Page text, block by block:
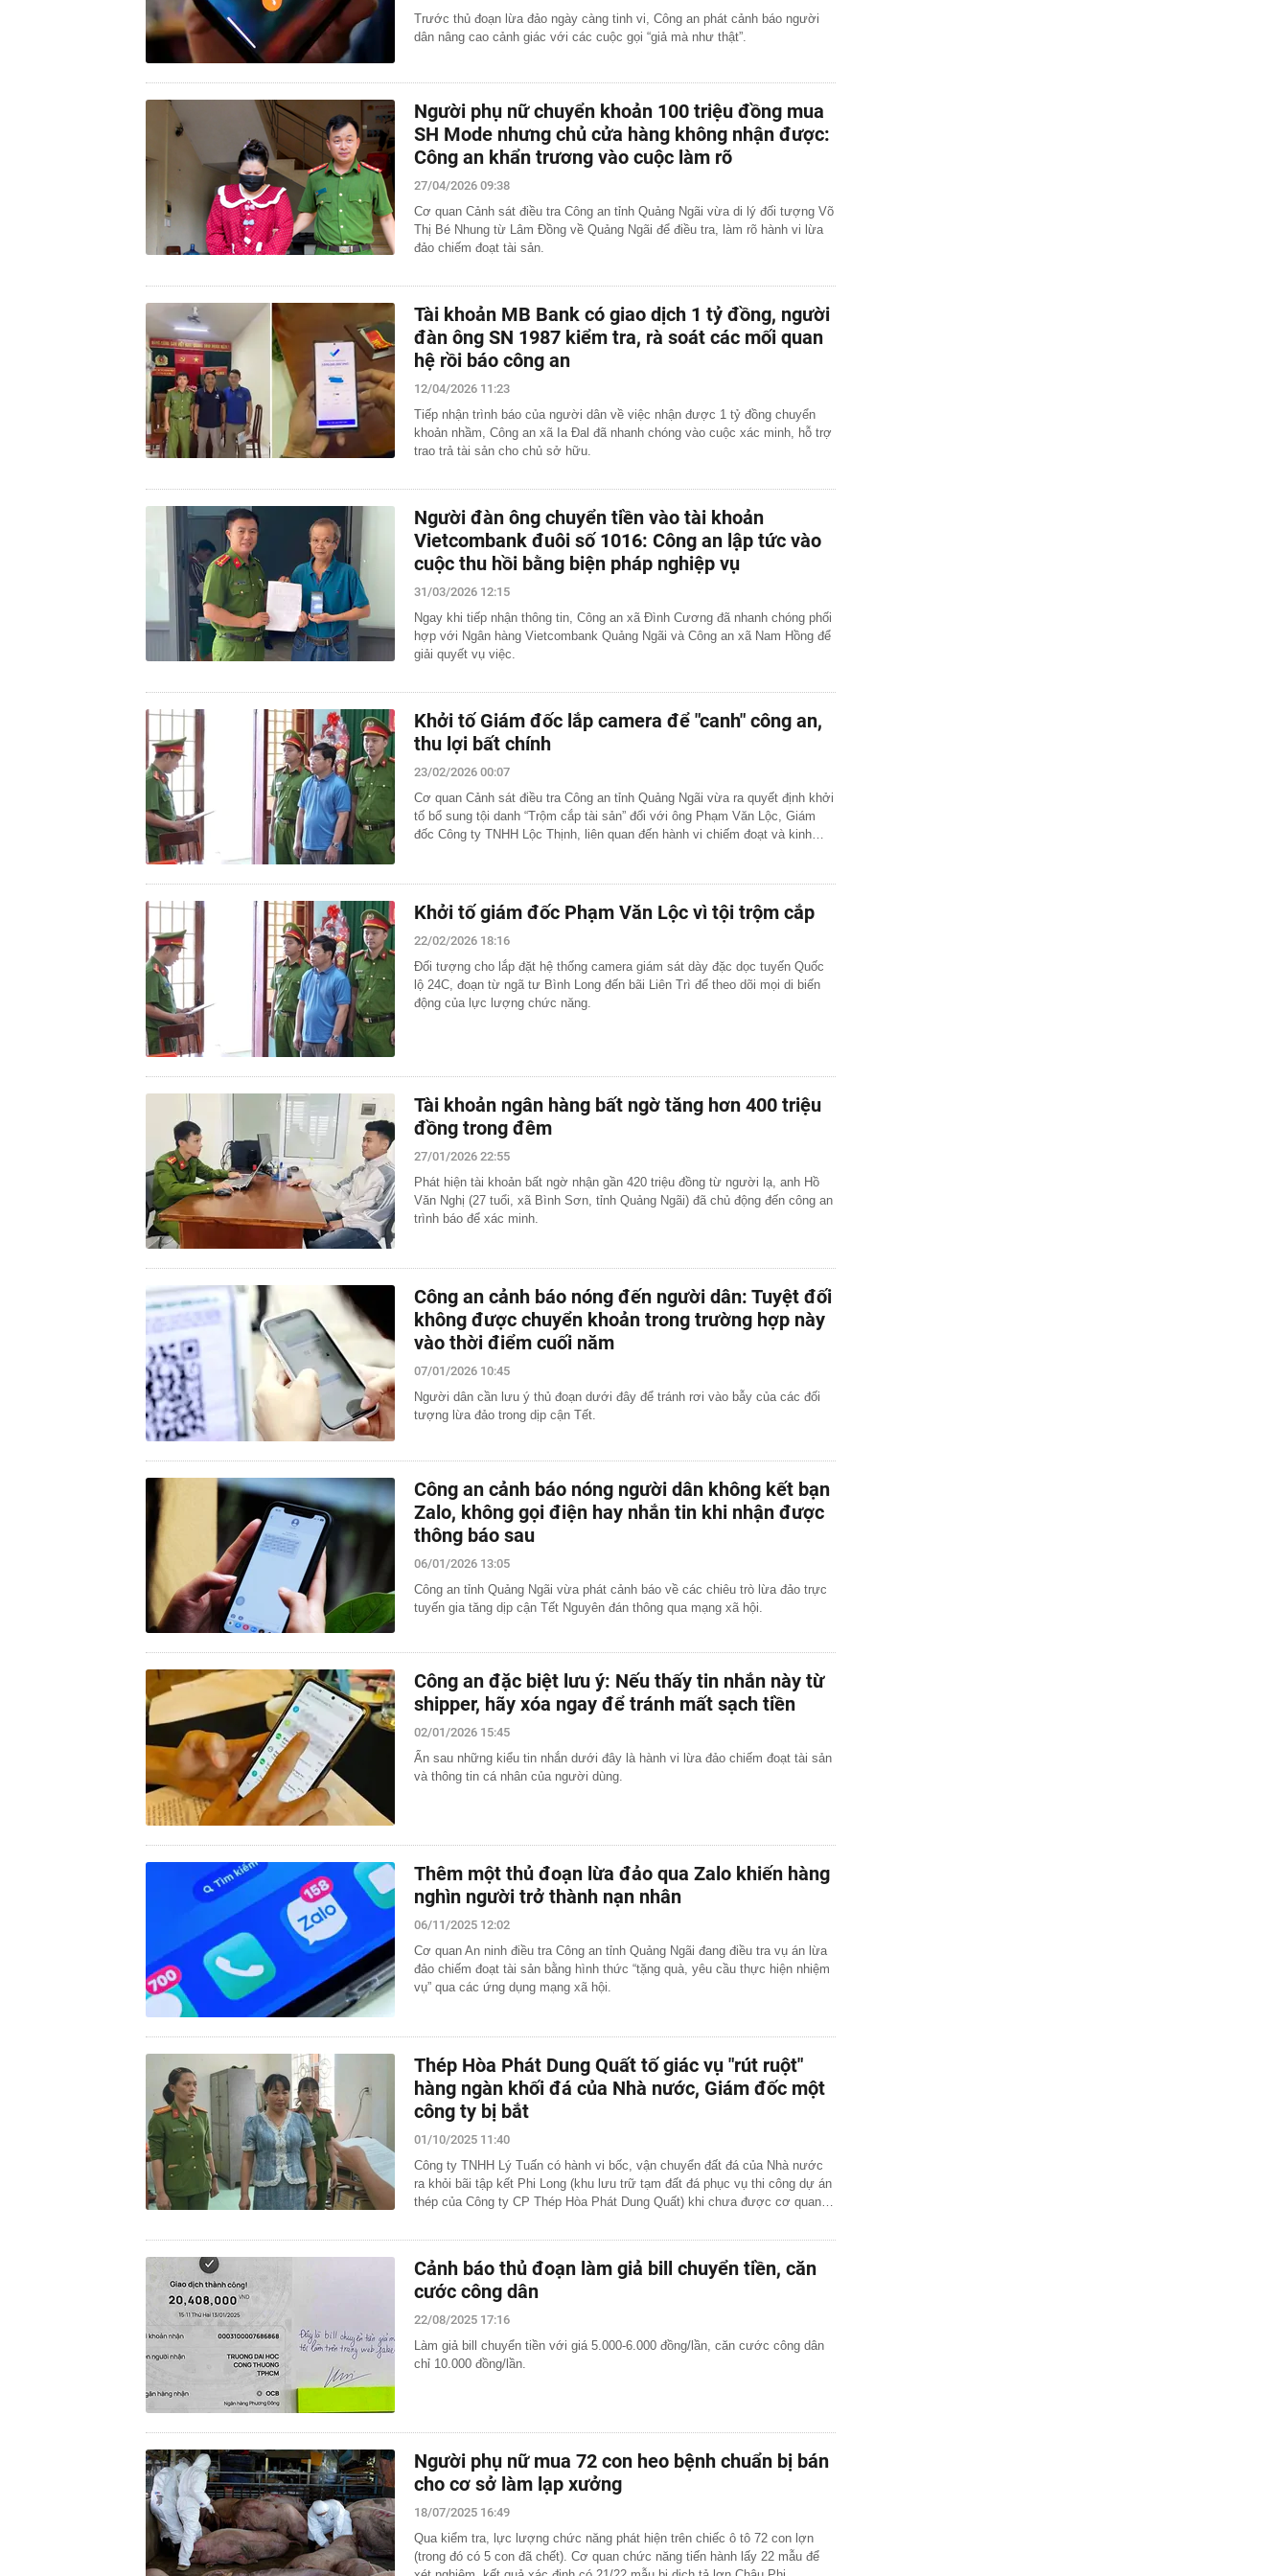
Trước thủ đoạn lừa đảo ngày càng tinh vi, Công an phát cảnh báo người
dân nâng cao cảnh giác với các cuộc gọi “giả mà như thật”.
Người phụ nữ chuyển khoản 100 triệu đồng mua
SH Mode nhưng chủ cửa hàng không nhận được:
Công an khẩn trương vào cuộc làm rõ
27/04/2026 09:38
Cơ quan Cảnh sát điều tra Công an tỉnh Quảng Ngãi vừa di lý đối tượng Võ
Thị Bé Nhung từ Lâm Đồng về Quảng Ngãi để điều tra, làm rõ hành vi lừa
đảo chiếm đoạt tài sản.
Tài khoản MB Bank có giao dịch 1 tỷ đồng, người
đàn ông SN 1987 kiểm tra, rà soát các mối quan
hệ rồi báo công an
12/04/2026 11:23
Tiếp nhận trình báo của người dân về việc nhận được 1 tỷ đồng chuyển
khoản nhầm, Công an xã Ia Đal đã nhanh chóng vào cuộc xác minh, hỗ trợ
trao trả tài sản cho chủ sở hữu.
Người đàn ông chuyển tiền vào tài khoản
Vietcombank đuôi số 1016: Công an lập tức vào
cuộc thu hồi bằng biện pháp nghiệp vụ
31/03/2026 12:15
Ngay khi tiếp nhận thông tin, Công an xã Đình Cương đã nhanh chóng phối
hợp với Ngân hàng Vietcombank Quảng Ngãi và Công an xã Nam Hồng để
giải quyết vụ việc.
Khởi tố Giám đốc lắp camera để "canh" công an,
thu lợi bất chính
23/02/2026 00:07
Cơ quan Cảnh sát điều tra Công an tỉnh Quảng Ngãi vừa ra quyết định khởi
tố bổ sung tội danh “Trộm cắp tài sản” đối với ông Phạm Văn Lộc, Giám
đốc Công ty TNHH Lộc Thịnh, liên quan đến hành vi chiếm đoạt và kinh…
Khởi tố giám đốc Phạm Văn Lộc vì tội trộm cắp
22/02/2026 18:16
Đối tượng cho lắp đặt hệ thống camera giám sát dày đặc dọc tuyến Quốc
lộ 24C, đoạn từ ngã tư Bình Long đến bãi Liên Trì để theo dõi mọi di biến
động của lực lượng chức năng.
Tài khoản ngân hàng bất ngờ tăng hơn 400 triệu
đồng trong đêm
27/01/2026 22:55
Phát hiện tài khoản bất ngờ nhận gần 420 triệu đồng từ người lạ, anh Hồ
Văn Nghị (27 tuổi, xã Bình Sơn, tỉnh Quảng Ngãi) đã chủ động đến công an
trình báo để xác minh.
Công an cảnh báo nóng đến người dân: Tuyệt đối
không được chuyển khoản trong trường hợp này
vào thời điểm cuối năm
07/01/2026 10:45
Người dân cần lưu ý thủ đoạn dưới đây để tránh rơi vào bẫy của các đối
tượng lừa đảo trong dịp cận Tết.
Công an cảnh báo nóng người dân không kết bạn
Zalo, không gọi điện hay nhắn tin khi nhận được
thông báo sau
06/01/2026 13:05
Công an tỉnh Quảng Ngãi vừa phát cảnh báo về các chiêu trò lừa đảo trực
tuyến gia tăng dịp cận Tết Nguyên đán thông qua mạng xã hội.
Công an đặc biệt lưu ý: Nếu thấy tin nhắn này từ
shipper, hãy xóa ngay để tránh mất sạch tiền
02/01/2026 15:45
Ẩn sau những kiểu tin nhắn dưới đây là hành vi lừa đảo chiếm đoạt tài sản
và thông tin cá nhân của người dùng.
Thêm một thủ đoạn lừa đảo qua Zalo khiến hàng
nghìn người trở thành nạn nhân
06/11/2025 12:02
Cơ quan An ninh điều tra Công an tỉnh Quảng Ngãi đang điều tra vụ án lừa
đảo chiếm đoạt tài sản bằng hình thức “tặng quà, yêu cầu thực hiện nhiệm
vụ” qua các ứng dụng mạng xã hội.
Thép Hòa Phát Dung Quất tố giác vụ "rút ruột"
hàng ngàn khối đá của Nhà nước, Giám đốc một
công ty bị bắt
01/10/2025 11:40
Công ty TNHH Lý Tuấn có hành vi bốc, vận chuyển đất đá của Nhà nước
ra khỏi bãi tập kết Phi Long (khu lưu trữ tạm đất đá phục vụ thi công dự án
thép của Công ty CP Thép Hòa Phát Dung Quất) khi chưa được cơ quan…
Cảnh báo thủ đoạn làm giả bill chuyển tiền, căn
cước công dân
22/08/2025 17:16
Làm giả bill chuyển tiền với giá 5.000-6.000 đồng/lần, căn cước công dân
chỉ 10.000 đồng/lần.
Người phụ nữ mua 72 con heo bệnh chuẩn bị bán
cho cơ sở làm lạp xưởng
18/07/2025 16:49
Qua kiểm tra, lực lượng chức năng phát hiện trên chiếc ô tô 72 con lợn
(trong đó có 5 con đã chết). Cơ quan chức năng tiến hành lấy 22 mẫu để